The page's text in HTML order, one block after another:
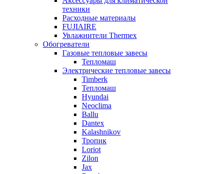
техники
Расходные материалы
FUJIAIRE
Увлажнители Thermex
Обогреватели
Газовые тепловые завесы
Тепломаш
Электрические тепловые завесы
Timberk
Тепломаш
Hyundai
Neoclima
Ballu
Dantex
Kalashnikov
Тропик
Loriot
Zilon
Jax